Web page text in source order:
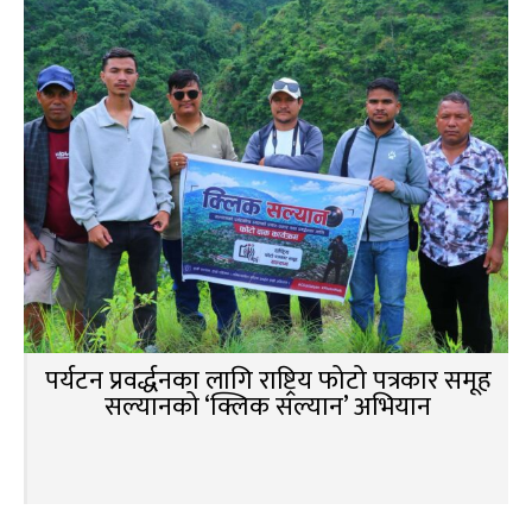
पर्यटन प्रवर्द्धनका लागि राष्ट्रिय फोटो पत्रकार समूह
सल्यानको ‘क्लिक सल्यान’ अभियान